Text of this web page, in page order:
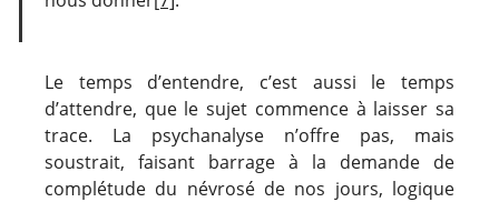
Le temps d’entendre, c’est aussi le temps
d’attendre, que le sujet commence à laisser sa
trace. La psychanalyse n’offre pas, mais
soustrait, faisant barrage à la demande de
complétude du névrosé de nos jours, logique